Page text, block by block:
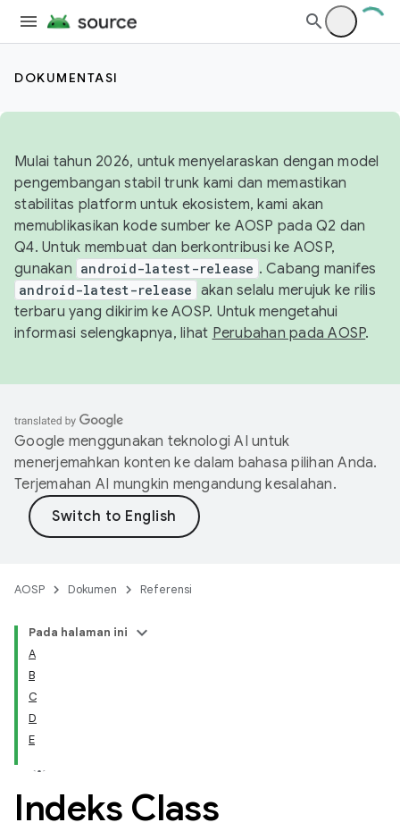
DOKUMENTASI
Mulai tahun 2026, untuk menyelaraskan dengan model
pengembangan stabil trunk kami dan memastikan
stabilitas platform untuk ekosistem, kami akan
memublikasikan kode sumber ke AOSP pada Q2 dan
Q4. Untuk membuat dan berkontribusi ke AOSP,
gunakan android-latest-release . Cabang manifes
android-latest-release akan selalu merujuk ke rilis
terbaru yang dikirim ke AOSP. Untuk mengetahui
informasi selengkapnya, lihat Perubahan pada AOSP.
Google menggunakan teknologi AI untuk
menerjemahkan konten ke dalam bahasa pilihan Anda.
Terjemahan AI mungkin mengandung kesalahan.
AOSP Dokumen Referensi
Pada halaman ini
A
B
C
D
E
Indeks Class